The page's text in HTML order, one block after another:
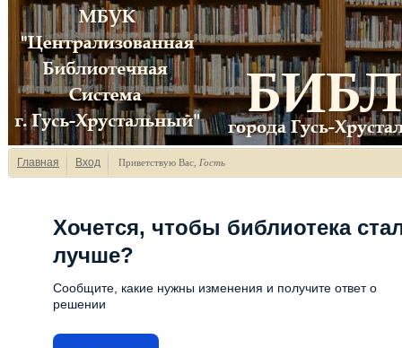
Главная Вход Приветствую Вас Гость
Хочется, чтобы библиотека
лучше?
Сообщите, какие нужны изменения и получите ответ о
решении